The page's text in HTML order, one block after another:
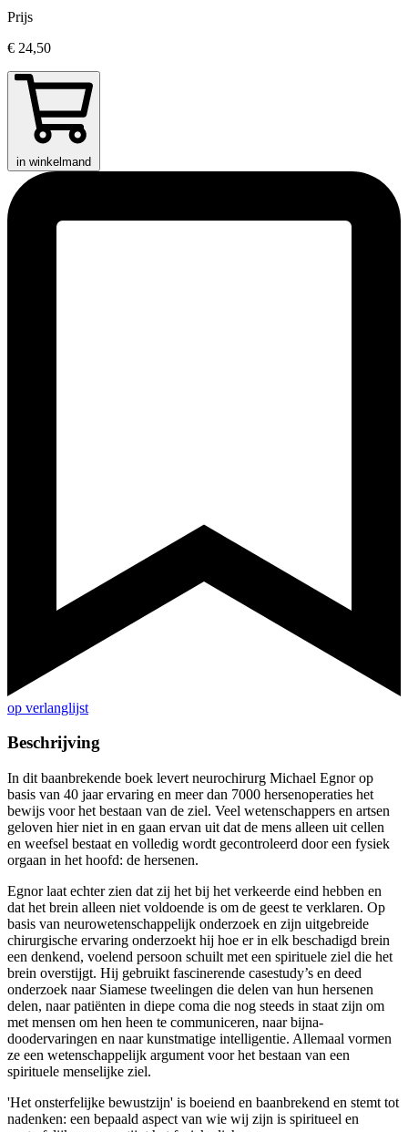
Prijs
€ 24,50
in winkelmand
op verlanglijst
Beschrijving
In dit baanbrekende boek levert neurochirurg Michael Egnor op
basis van 40 jaar ervaring en meer dan 7000 hersenoperaties het
bewijs voor het bestaan van de ziel. Veel wetenschappers en artsen
geloven hier niet in en gaan ervan uit dat de mens alleen uit cellen
en weefsel bestaat en volledig wordt gecontroleerd door een fysiek
orgaan in het hoofd: de hersenen.
Egnor laat echter zien dat zij het bij het verkeerde eind hebben en
dat het brein alleen niet voldoende is om de geest te verklaren. Op
basis van neurowetenschappelijk onderzoek en zijn uitgebreide
chirurgische ervaring onderzoekt hij hoe er in elk beschadigd brein
een denkend, voelend persoon schuilt met een spirituele ziel die het
brein overstijgt. Hij gebruikt fascinerende casestudy’s en deed
onderzoek naar Siamese tweelingen die delen van hun hersenen
delen, naar patiënten in diepe coma die nog steeds in staat zijn om
met mensen om hen heen te communiceren, naar bijna-
doodervaringen en naar kunstmatige intelligentie. Allemaal vormen
ze een wetenschappelijk argument voor het bestaan van een
spirituele menselijke ziel.
'Het onsterfelijke bewustzijn' is boeiend en baanbrekend en stemt tot
nadenken: een bepaald aspect van wie wij zijn is spiritueel en